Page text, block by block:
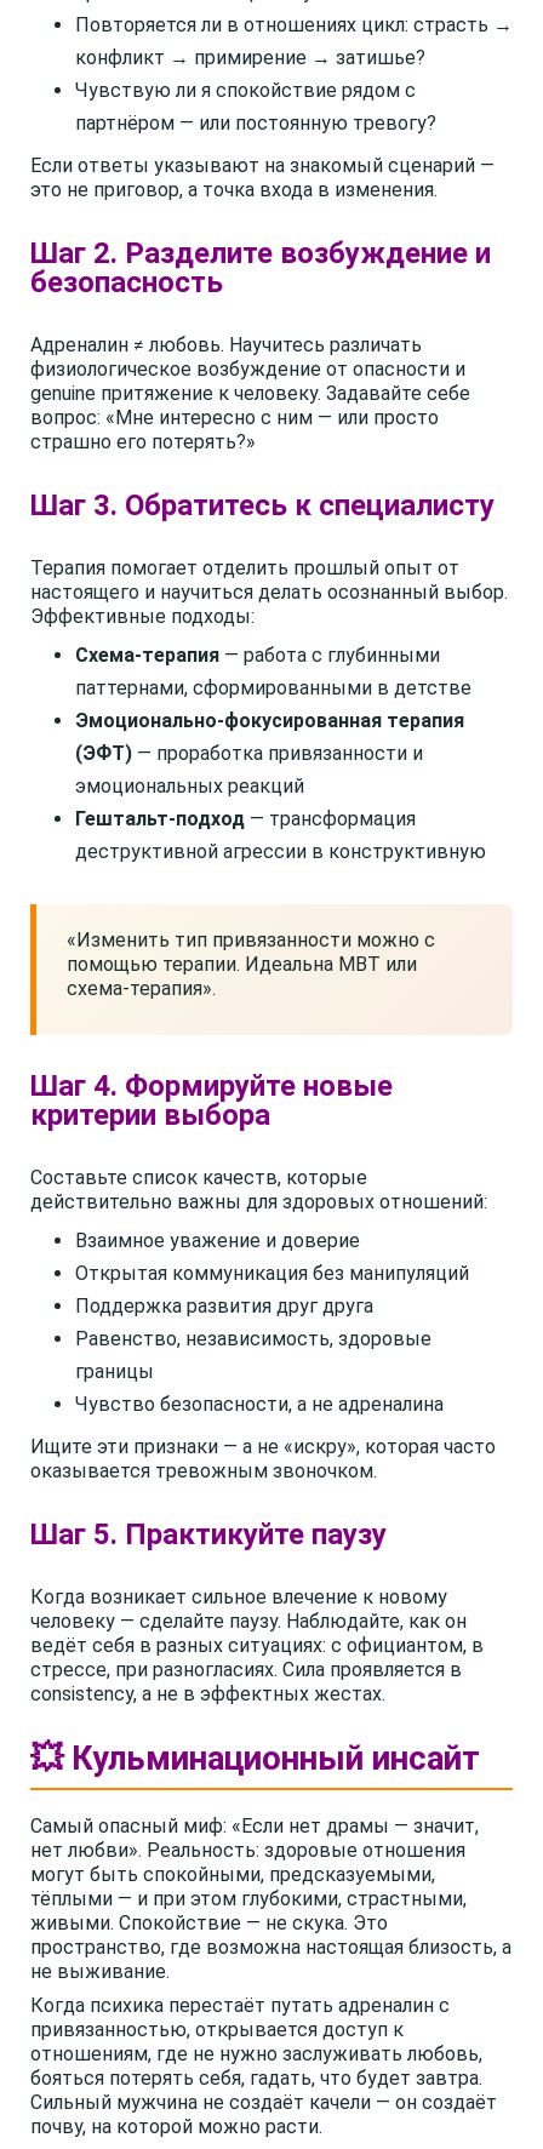
Повторяется ли в отношениях цикл: страсть →
конфликт → примирение → затишье?
Чувствую ли я спокойствие рядом с
партнёром — или постоянную тревогу?
Если ответы указывают на знакомый сценарий —
это не приговор, а точка входа в изменения.
Шаг 2. Разделите возбуждение и
безопасность
Адреналин ≠ любовь. Научитесь различать
физиологическое возбуждение от опасности и
genuine притяжение к человеку. Задавайте себе
вопрос: «Мне интересно с ним — или просто
страшно его потерять?»
Шаг 3. Обратитесь к специалисту
Терапия помогает отделить прошлый опыт от
настоящего и научиться делать осознанный выбор.
Эффективные подходы:
Схема-терапия — работа с глубинными
паттернами, сформированными в детстве
Эмоционально-фокусированная терапия
(ЭФТ) — проработка привязанности и
эмоциональных реакций
Гештальт-подход — трансформация
деструктивной агрессии в конструктивную
«Изменить тип привязанности можно с
помощью терапии. Идеальна MBT или
схема-терапия».
Шаг 4. Формируйте новые
критерии выбора
Составьте список качеств, которые
действительно важны для здоровых отношений:
Взаимное уважение и доверие
Открытая коммуникация без манипуляций
Поддержка развития друг друга
Равенство, независимость, здоровые
границы
Чувство безопасности, а не адреналина
Ищите эти признаки — а не «искру», которая часто
оказывается тревожным звоночком.
Шаг 5. Практикуйте паузу
Когда возникает сильное влечение к новому
человеку — сделайте паузу. Наблюдайте, как он
ведёт себя в разных ситуациях: с официантом, в
стрессе, при разногласиях. Сила проявляется в
consistency, а не в эффектных жестах.
💥 Кульминационный инсайт
Самый опасный миф: «Если нет драмы — значит,
нет любви». Реальность: здоровые отношения
могут быть спокойными, предсказуемыми,
тёплыми — и при этом глубокими, страстными,
живыми. Спокойствие — не скука. Это
пространство, где возможна настоящая близость, а
не выживание.
Когда психика перестаёт путать адреналин с
привязанностью, открывается доступ к
отношениям, где не нужно заслуживать любовь,
бояться потерять себя, гадать, что будет завтра.
Сильный мужчина не создаёт качели — он создаёт
почву, на которой можно расти.